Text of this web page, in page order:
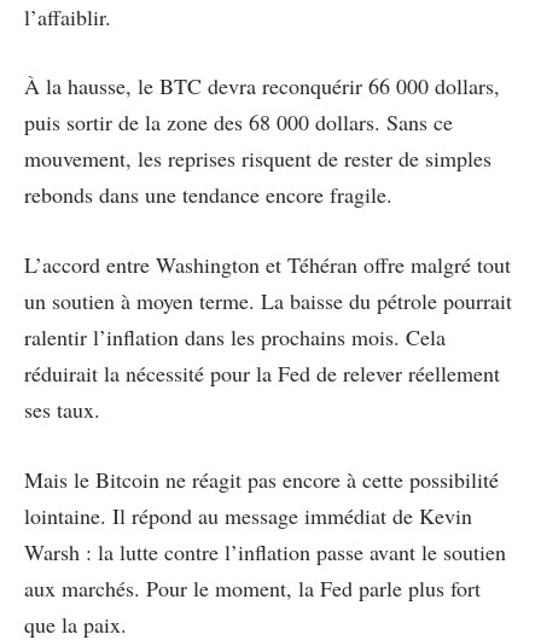
l’affaiblir.
À la hausse, le BTC devra reconquérir 66 000 dollars,
puis sortir de la zone des 68 000 dollars. Sans ce
mouvement, les reprises risquent de rester de simples
rebonds dans une tendance encore fragile.
L’accord entre Washington et Téhéran offre malgré tout
un soutien à moyen terme. La baisse du pétrole pourrait
ralentir l’inflation dans les prochains mois. Cela
réduirait la nécessité pour la Fed de relever réellement
ses taux.
Mais le Bitcoin ne réagit pas encore à cette possibilité
lointaine. Il répond au message immédiat de Kevin
Warsh : la lutte contre l’inflation passe avant le soutien
aux marchés. Pour le moment, la Fed parle plus fort
que la paix.